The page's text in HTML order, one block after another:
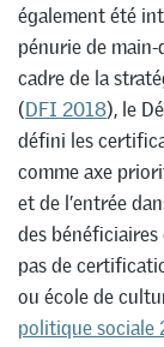
également été
pénurie de
cadre de la
(DFI 2018), le
défini les
comme axe
et de l’entrée
des bénéficiaires
pas de
ou école de
politique sociale